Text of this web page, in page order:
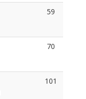
59
70
101